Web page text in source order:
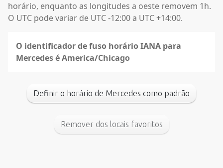
horário, enquanto as longitudes a oeste removem 1h.
O UTC pode variar de UTC -12:00 a UTC +14:00.
O identificador de fuso horário IANA para
Mercedes é America/Chicago
Definir o horário de Mercedes como padrão
Remover dos locais favoritos